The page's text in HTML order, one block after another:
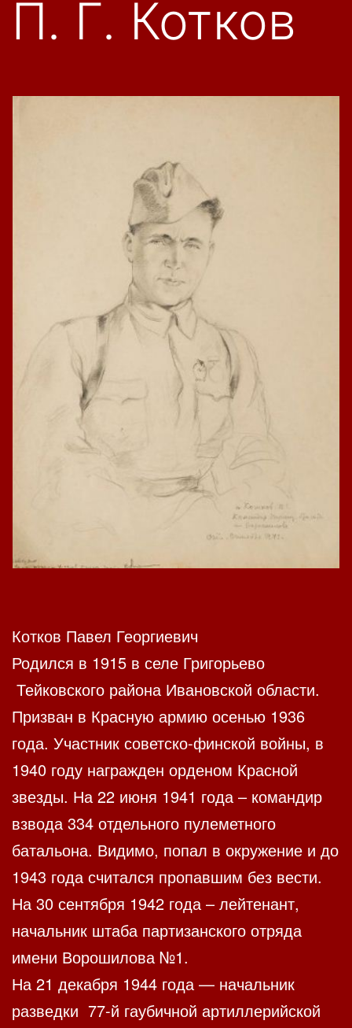
П. Г. Котков
Котков Павел Георгиевич
Родился в 1915 в селе Григорьево
Тейковского района Ивановской области.
Призван в Красную армию осенью 1936
года. Участник советско-финской войны, в
1940 году награжден орденом Красной
звезды. На 22 июня 1941 года – командир
взвода 334 отдельного пулеметного
батальона. Видимо, попал в окружение и до
1943 года считался пропавшим без вести.
На 30 сентября 1942 года – лейтенант,
начальник штаба партизанского отряда
имени Ворошилова №1.
На 21 декабря 1944 года — начальник
разведки 77-й гаубичной артиллерийской